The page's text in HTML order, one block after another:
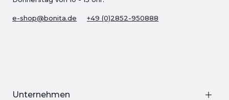
e-shop@bonita.de +49 (0)2852-950888
Unternehmen